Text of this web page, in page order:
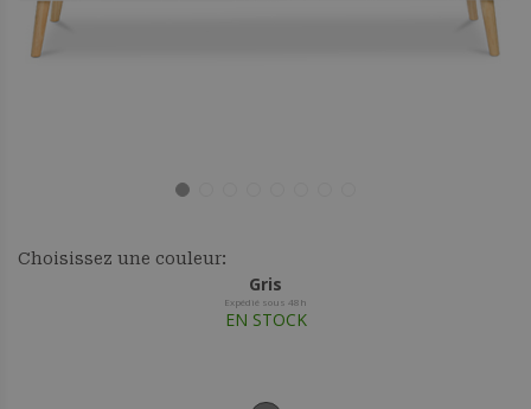
Choisissez une couleur:
Gris
Expédié sous 48h
EN STOCK